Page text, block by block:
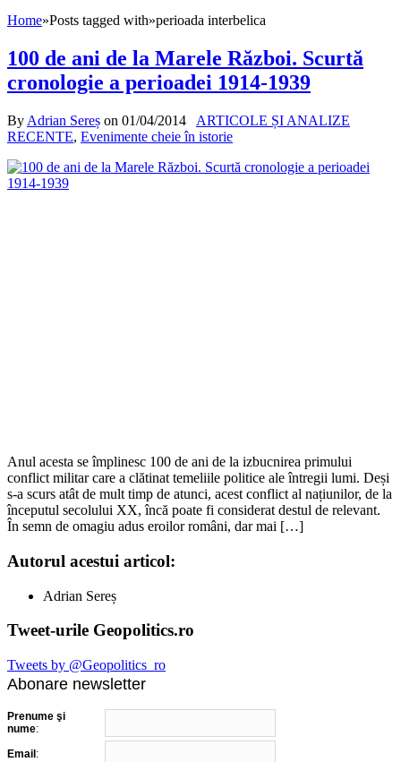
Home»Posts tagged with»perioada interbelica
100 de ani de la Marele Război. Scurtă
cronologie a perioadei 1914-1939
By Adrian Sereș on 01/04/2014
ARTICOLE ȘI ANALIZE
RECENTE, Evenimente cheie în istorie
Anul acesta se împlinesc 100 de ani de la izbucnirea primului
conflict militar care a clătinat temeliile politice ale întregii lumi. Deși
s-a scurs atât de mult timp de atunci, acest conflict al națiunilor, de la
începutul secolului XX, încă poate fi considerat destul de relevant.
În semn de omagiu adus eroilor români, dar mai […]
Autorul acestui articol:
Adrian Sereș
Tweet-urile Geopolitics.ro
Tweets by @Geopolitics_ro
Abonare newsletter
Prenume şi
nume:
Email :